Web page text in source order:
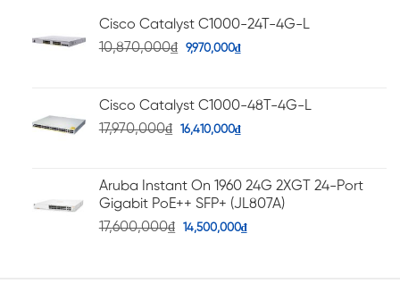
Cisco Catalyst C1000-24T-4G-L
10,870,000₫ 9,970,000₫
Cisco Catalyst C1000-48T-4G-L
17,970,000₫ 16,410,000₫
Aruba Instant On 1960 24G 2XGT 24-Port
Gigabit PoE++ SFP+ (JL807A)
17,600,000₫ 14,500,000₫